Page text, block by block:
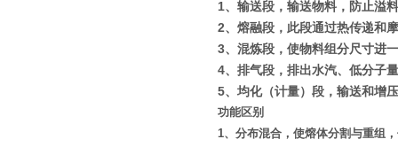
1、输送段，输送物料，防止溢
2、熔融段，此段通过热传递和
3、混炼段，使物料组分尺寸进
4、排气段，排出水汽、低分子
5、均化（计量）段，输送和增
功能区别
1、分布混合，使熔体分割与重组